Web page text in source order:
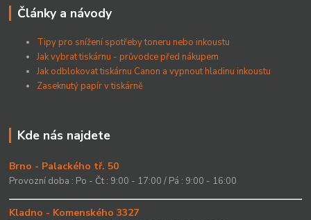
Články a návody
Tipy pro snížení spotřeby toneru nebo inkoustu
Jak vybrat tiskárnu - průvodce před nákupem
Jak odblokovat tiskárnu Canon a vypnout hladinu inkoustu
Zaseknutý papír v tiskárně
Kde nás najdete
Brno - Palackého tř. 50
Provozní doba : Po - Čt : 9:00 - 17:00 / Pá : 9:00 - 16:00
Kladno - Komenského 3327